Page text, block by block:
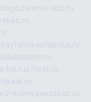
blagodarenie-spb.ru
biletnadom.ru
hd.ruz-host.ru
2-kuhnyanazakaz.ru